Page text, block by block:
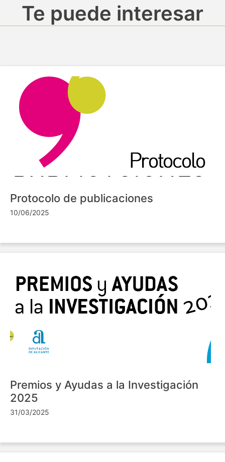
Te puede interesar
Protocolo de publicaciones
10/06/2025
Premios y Ayudas a la Investigación
2025
31/03/2025